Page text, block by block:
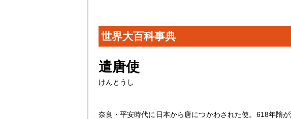
世界大百科事典
遣唐使
けんとうし
奈良・平安時代に日本から唐につかわされた使。618年隋